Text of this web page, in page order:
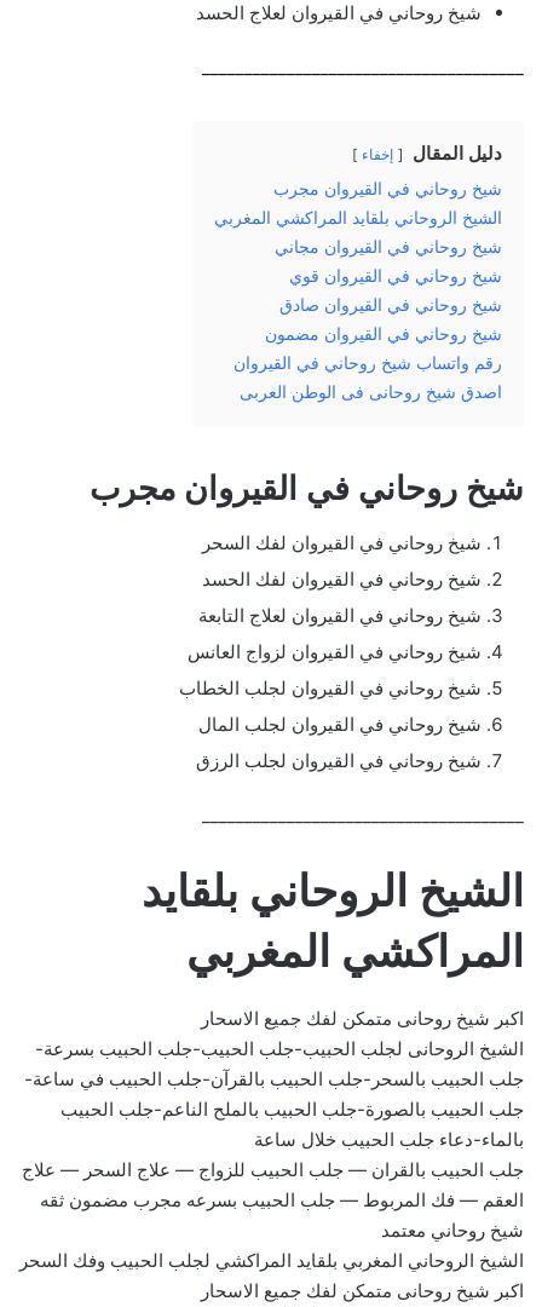
شيخ روحاني في القيروان لعلاج الحسد
دليل المقال إخفاء
شيخ روحاني في القيروان مجرب
الشيخ الروحاني بلقايد المراكشي المغربي
شيخ روحاني في القيروان مجاني
شيخ روحاني في القيروان قوي
شيخ روحاني في القيروان صادق
شيخ روحاني في القيروان مضمون
رقم واتساب شيخ روحاني في القيروان
اصدق شيخ روحانى فى الوطن العربى
شيخ روحاني في القيروان مجرب
شيخ روحاني في القيروان لفك السحر
شيخ روحاني في القيروان لفك الحسد
شيخ روحاني في القيروان لعلاج التابعة
شيخ روحاني في القيروان لزواج العانس
شيخ روحاني في القيروان لجلب الخطاب
شيخ روحاني في القيروان لجلب المال
شيخ روحاني في القيروان لجلب الرزق
الشيخ الروحاني بلقايد
المراكشي المغربي
اكبر شيخ روحانى متمكن لفك جميع الاسحار
الشيخ الروحانى لجلب الحبيب-جلب الحبيب-جلب الحبيب بسرعة-
جلب الحبيب بالسحر-جلب الحبيب بالقرآن-جلب الحبيب في ساعة-
جلب الحبيب بالصورة-جلب الحبيب بالملح الناعم-جلب الحبيب
بالماء-دعاء جلب الحبيب خلال ساعة
جلب الحبيب بالقران — جلب الحبيب للزواج — علاج السحر — علاج
العقم — فك المربوط — جلب الحبيب بسرعه مجرب مضمون ثقه
شيخ روحاني معتمد
الشيخ الروحاني المغربي بلقايد المراكشي لجلب الحبيب وفك السحر
اكبر شيخ روحانى متمكن لفك جميع الاسحار